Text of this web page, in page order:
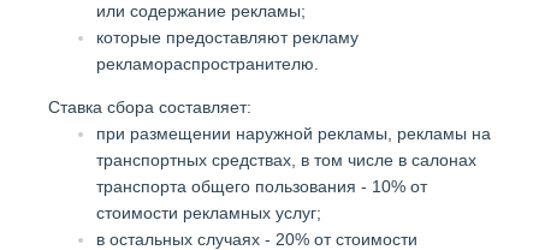
или содержание рекламы;
которые предоставляют рекламу
рекламораспространителю.
Ставка сбора составляет:
при размещении наружной рекламы, рекламы на
транспортных средствах, в том числе в салонах
транспорта общего пользования - 10% от
стоимости рекламных услуг;
в остальных случаях - 20% от стоимости